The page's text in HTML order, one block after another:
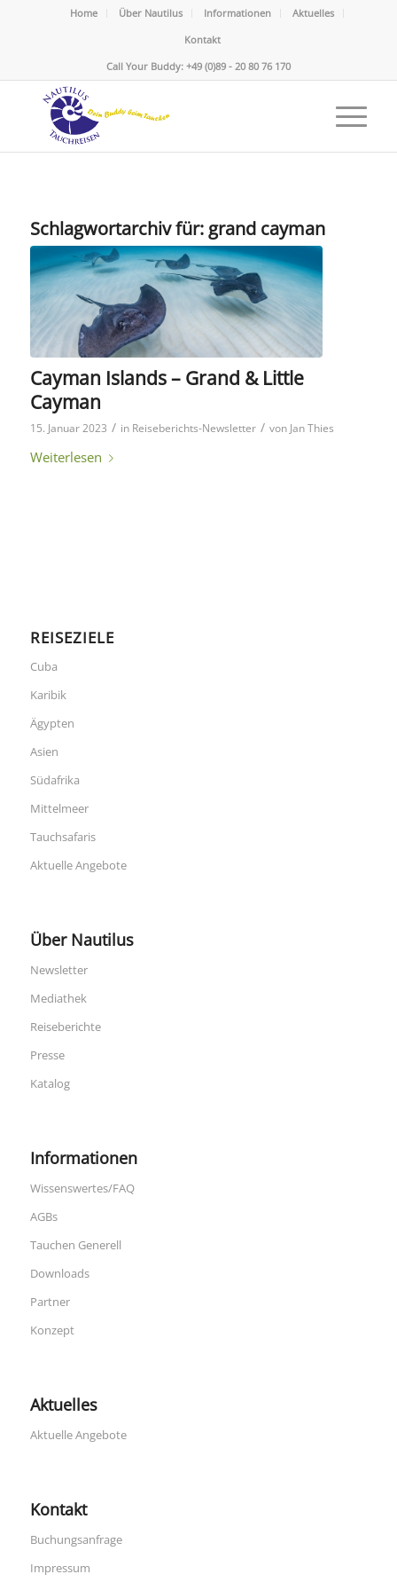
Home Über Nautilus Informationen
Aktuelles
Kontakt
Call Your Buddy: +49 (0)89 - 20 80 76 170
Schlagwortarchiv für:grand cayman
Cayman Islands – Grand & Little
Cayman
15. Januar 2023 / in Reiseberichts-Newsletter / von Jan Thies
Weiterlesen
REISEZIELE
Cuba
Karibik
Ägypten
Asien
Südafrika
Mittelmeer
Tauchsafaris
Aktuelle Angebote
Über Nautilus
Newsletter
Mediathek
Reiseberichte
Presse
Katalog
Informationen
Wissenswertes/FAQ
AGBs
Tauchen Generell
Downloads
Partner
Konzept
Aktuelles
Aktuelle Angebote
Kontakt
Buchungsanfrage
Impressum